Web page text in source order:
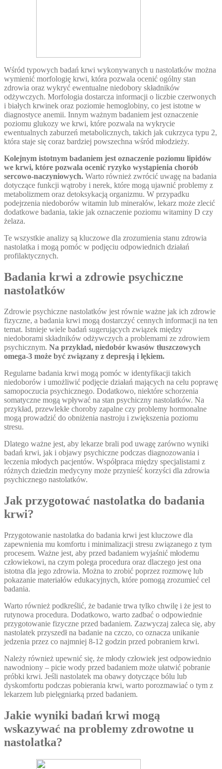
Wśród typowych badań krwi wykonywanych u nastolatków można
wymienić morfologię krwi, która pozwala ocenić ogólny stan
zdrowia oraz wykryć ewentualne niedobory składników
odżywczych. Morfologia dostarcza informacji o liczbie czerwonych
i białych krwinek oraz poziomie hemoglobiny, co jest istotne w
diagnostyce anemii. Innym ważnym badaniem jest oznaczenie
poziomu glukozy we krwi, które pozwala na wykrycie
ewentualnych zaburzeń metabolicznych, takich jak cukrzyca typu 2,
która staje się coraz bardziej powszechna wśród młodzieży.
Kolejnym istotnym badaniem jest oznaczenie poziomu lipidów
we krwi, które pozwala ocenić ryzyko wystąpienia chorób
sercowo-naczyniowych. Warto również zwrócić uwagę na badania
dotyczące funkcji wątroby i nerek, które mogą ujawnić problemy z
metabolizmem oraz detoksykacją organizmu. W przypadku
podejrzenia niedoborów witamin lub minerałów, lekarz może zlecić
dodatkowe badania, takie jak oznaczenie poziomu witaminy D czy
żelaza.
Te wszystkie analizy są kluczowe dla zrozumienia stanu zdrowia
nastolatka i mogą pomóc w podjęciu odpowiednich działań
profilaktycznych.
Badania krwi a zdrowie psychiczne
nastolatków
Zdrowie psychiczne nastolatków jest równie ważne jak ich zdrowie
fizyczne, a badania krwi mogą dostarczyć cennych informacji na ten
temat. Istnieje wiele badań sugerujących związek między
niedoborami składników odżywczych a problemami ze zdrowiem
psychicznym. Na przykład, niedobór kwasów tłuszczowych
omega-3 może być związany z depresją i lękiem.
Regularne badania krwi mogą pomóc w identyfikacji takich
niedoborów i umożliwić podjęcie działań mających na celu poprawę
samopoczucia psychicznego. Dodatkowo, niektóre schorzenia
somatyczne mogą wpływać na stan psychiczny nastolatków. Na
przykład, przewlekłe choroby zapalne czy problemy hormonalne
mogą prowadzić do obniżenia nastroju i zwiększenia poziomu
stresu.
Dlatego ważne jest, aby lekarze brali pod uwagę zarówno wyniki
badań krwi, jak i objawy psychiczne podczas diagnozowania i
leczenia młodych pacjentów. Współpraca między specjalistami z
różnych dziedzin medycyny może przynieść korzyści dla zdrowia
psychicznego nastolatków.
Jak przygotować nastolatka do badania
krwi?
Przygotowanie nastolatka do badania krwi jest kluczowe dla
zapewnienia mu komfortu i minimalizacji stresu związanego z tym
procesem. Ważne jest, aby przed badaniem wyjaśnić młodemu
człowiekowi, na czym polega procedura oraz dlaczego jest ona
istotna dla jego zdrowia. Można to zrobić poprzez rozmowę lub
pokazanie materiałów edukacyjnych, które pomogą zrozumieć cel
badania.
Warto również podkreślić, że badanie trwa tylko chwilę i że jest to
rutynowa procedura. Dodatkowo, warto zadbać o odpowiednie
przygotowanie fizyczne przed badaniem. Zazwyczaj zaleca się, aby
nastolatek przyszedł na badanie na czczo, co oznacza unikanie
jedzenia przez co najmniej 8-12 godzin przed pobraniem krwi.
Należy również upewnić się, że młody człowiek jest odpowiednio
nawodniony – picie wody przed badaniem może ułatwić pobranie
próbki krwi. Jeśli nastolatek ma obawy dotyczące bólu lub
dyskomfortu podczas pobierania krwi, warto porozmawiać o tym z
lekarzem lub pielęgniarką przed badaniem.
Jakie wyniki badań krwi mogą
wskazywać na problemy zdrowotne u
nastolatka?